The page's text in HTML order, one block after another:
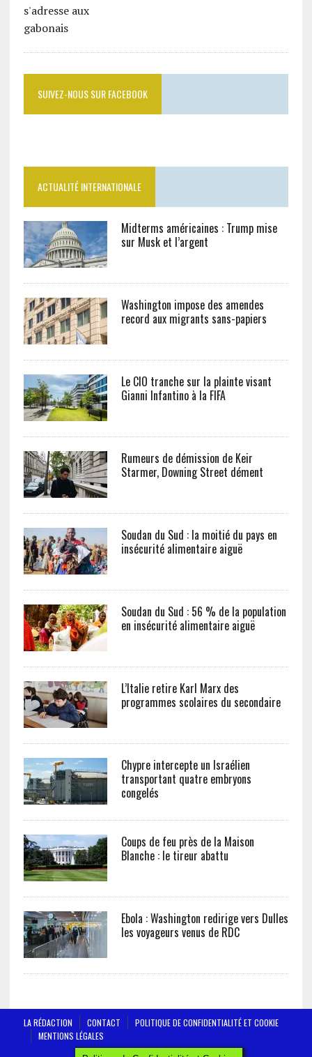
SUIVEZ-NOUS SUR FACEBOOK
ACTUALITÉ INTERNATIONALE
Midterms américaines : Trump mise
sur Musk et l’argent
Washington impose des amendes
record aux migrants sans-papiers
Le CIO tranche sur la plainte visant
Gianni Infantino à la FIFA
Rumeurs de démission de Keir
Starmer, Downing Street dément
Soudan du Sud : la moitié du pays en
insécurité alimentaire aiguë
Soudan du Sud : 56 % de la population
en insécurité alimentaire aiguë
L’Italie retire Karl Marx des
programmes scolaires du secondaire
Chypre intercepte un Israélien
transportant quatre embryons
congelés
Coups de feu près de la Maison
Blanche : le tireur abattu
Ebola : Washington redirige vers Dulles
les voyageurs venus de RDC
LA RÉDACTION CONTACT
POLITIQUE DE CONFIDENTIALITÉ ET COOKIE
MENTIONS LÉGALES